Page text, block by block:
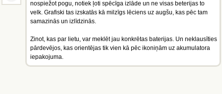
nospiežot pogu, notiek ļoti spēcīga izlāde un ne visas beterijas to
velk. Grafiski tas izskatās kā milzīgs lēciens uz augšu, kas pēc tam
samazinās un izlīdzinās.
Zinot, kas par lietu, var meklēt jau konkrētas baterijas. Un neklausīties
pārdevējos, kas orientējas tik vien kā pēc ikoniņām uz akumulatora
iepakojuma.